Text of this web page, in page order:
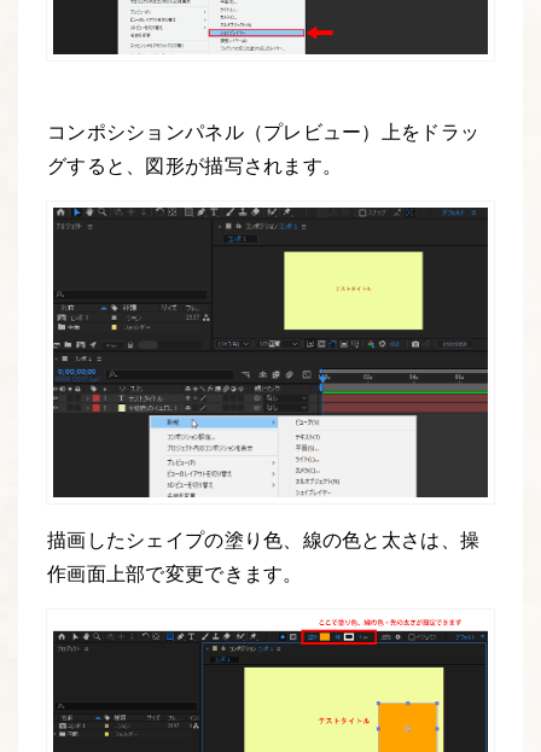
コンポシションパネル（プレビュー）上をドラッ
グすると、図形が描写されます。
描画したシェイプの塗り色、線の色と太さは、操
作画面上部で変更できます。